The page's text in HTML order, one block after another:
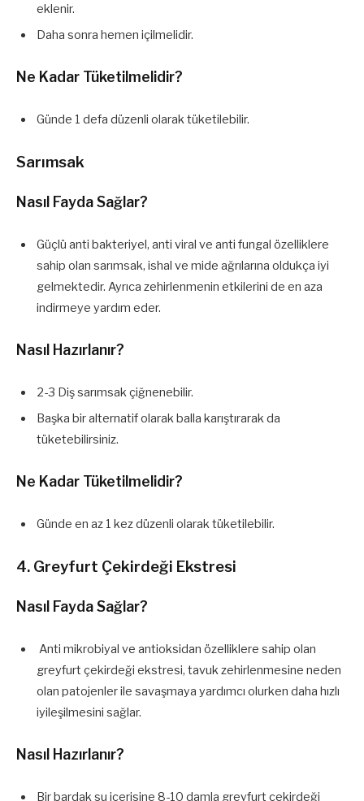
eklenir.
Daha sonra hemen içilmelidir.
Ne Kadar Tüketilmelidir?
Günde 1 defa düzenli olarak tüketilebilir.
Sarımsak
Nasıl Fayda Sağlar?
Güçlü anti bakteriyel, anti viral ve anti fungal özelliklere
sahip olan sarımsak, ishal ve mide ağrılarına oldukça iyi
gelmektedir. Ayrıca zehirlenmenin etkilerini de en aza
indirmeye yardım eder.
Nasıl Hazırlanır?
2-3 Diş sarımsak çiğnenebilir.
Başka bir alternatif olarak balla karıştırarak da
tüketebilirsiniz.
Ne Kadar Tüketilmelidir?
Günde en az 1 kez düzenli olarak tüketilebilir.
4. Greyfurt Çekirdeği Ekstresi
Nasıl Fayda Sağlar?
Anti mikrobiyal ve antioksidan özelliklere sahip olan
greyfurt çekirdeği ekstresi, tavuk zehirlenmesine neden
olan patojenler ile savaşmaya yardımcı olurken daha hızlı
iyileşilmesini sağlar.
Nasıl Hazırlanır?
Bir bardak su içerisine 8-10 damla greyfurt çekirdeği